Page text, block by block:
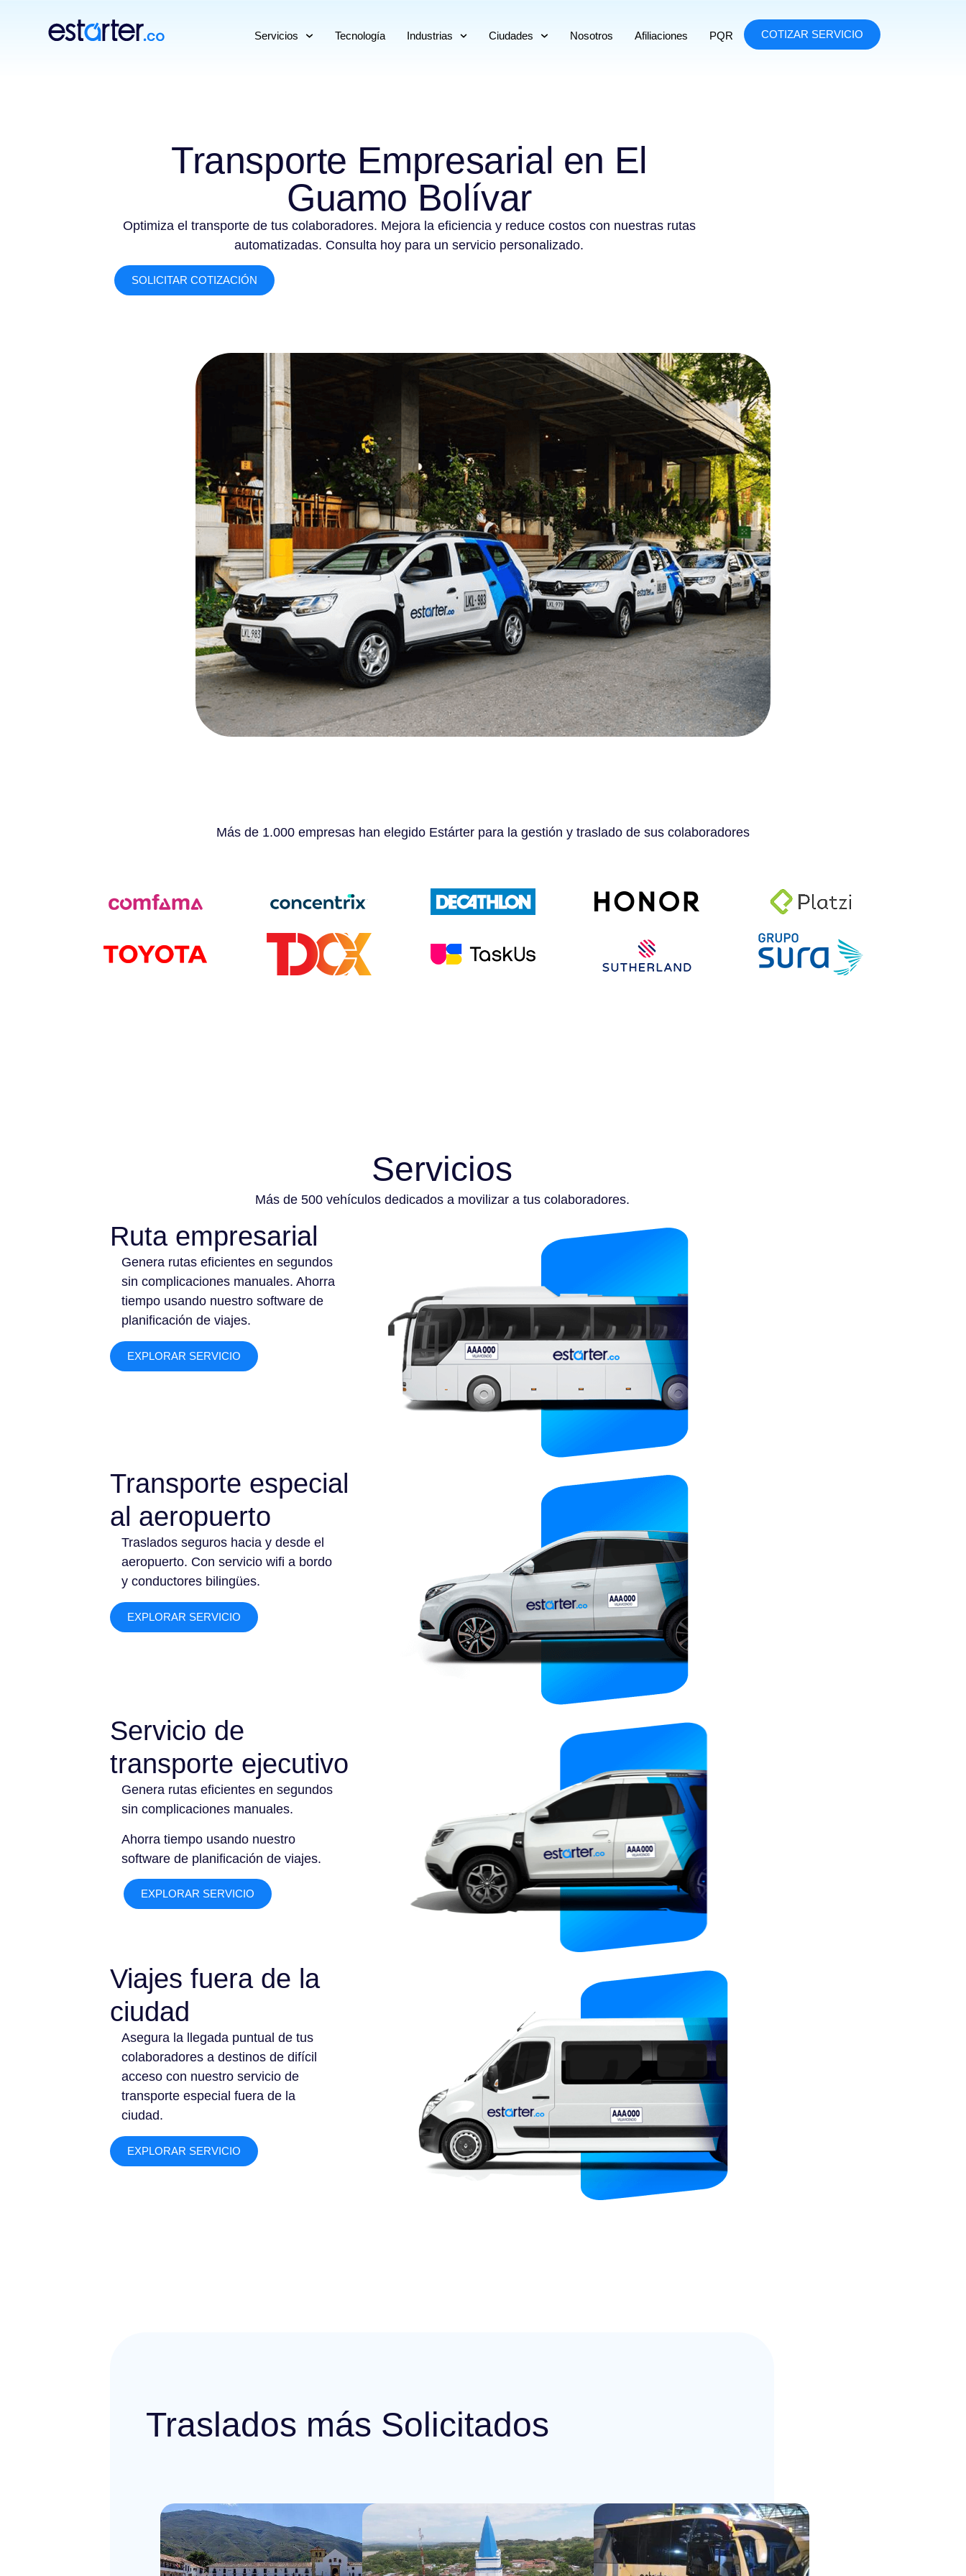
Servicios Tecnología Industrias Ciudades Nosotros Afiliaciones PQR COTIZAR SERVICIO
Transporte Empresarial en El
Guamo Bolívar
Optimiza el transporte de tus colaboradores. Mejora la eficiencia y reduce costos con nuestras rutas
automatizadas. Consulta hoy para un servicio personalizado.
SOLICITAR COTIZACIÓN
Más de 1.000 empresas han elegido Estárter para la gestión y traslado de sus colaboradores
Servicios
Más de 500 vehículos dedicados a movilizar a tus colaboradores.
Ruta empresarial
Genera rutas eficientes en segundos
sin complicaciones manuales. Ahorra
tiempo usando nuestro software de
planificación de viajes.
EXPLORAR SERVICIO
Transporte especial
al aeropuerto
Traslados seguros hacia y desde el
aeropuerto. Con servicio wifi a bordo
y conductores bilingües.
EXPLORAR SERVICIO
Servicio de
transporte ejecutivo
Genera rutas eficientes en segundos
sin complicaciones manuales.
Ahorra tiempo usando nuestro
software de planificación de viajes.
EXPLORAR SERVICIO
Viajes fuera de la
ciudad
Asegura la llegada puntual de tus
colaboradores a destinos de difícil
acceso con nuestro servicio de
transporte especial fuera de la
ciudad.
EXPLORAR SERVICIO
Traslados más Solicitados